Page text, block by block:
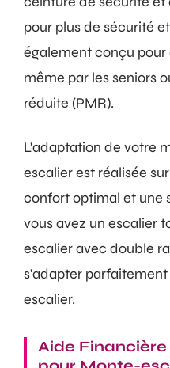
pour plus de sécurité
également conçu pour
même par les seniors
réduite (PMR).
L'adaptation de votre
escalier est réalisée
confort optimal et une
vous avez un escalier
escalier avec double
s'adapter
escalier.
Aide